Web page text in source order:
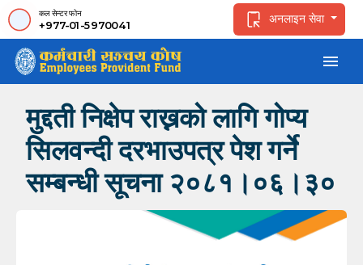
कल सेन्टर फोन
+977-01-5970041 अनलाइन सेवा
menu
मुद्दती निक्षेप राख्नको लागि गोप्य
सिलवन्दी दरभाउपत्र पेश गर्ने
सम्बन्धी सूचना २०८१।०६।३०